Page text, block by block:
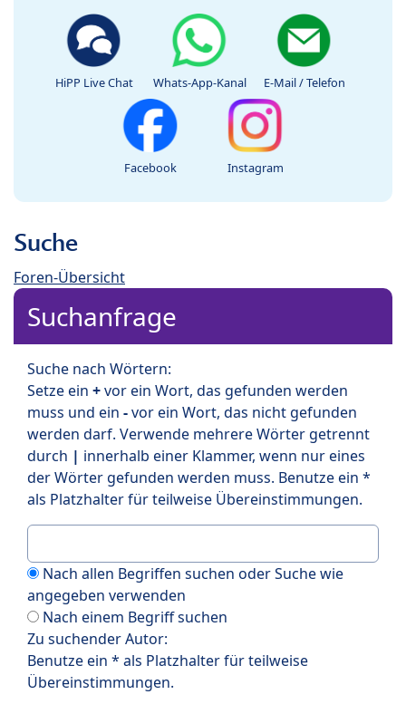
HiPP Live Chat Whats-App-Kanal E-Mail / Telefon
Facebook Instagram
Suche
Foren-Übersicht
Suchanfrage
Suche nach Wörtern:
Setze ein +vor ein Wort, das gefunden werden
muss und ein -vor ein Wort, das nicht gefunden
werden darf. Verwende mehrere Wörter getrennt
durch | innerhalb einer Klammer, wenn nur eines
der Wörter gefunden werden muss. Benutze ein *
als Platzhalter für teilweise Übereinstimmungen.
Nach allen Begriffen suchen oder Suche wie
angegeben verwenden
Nach einem Begriff suchen
Zu suchender Autor:
Benutze ein * als Platzhalter für teilweise
Übereinstimmungen.